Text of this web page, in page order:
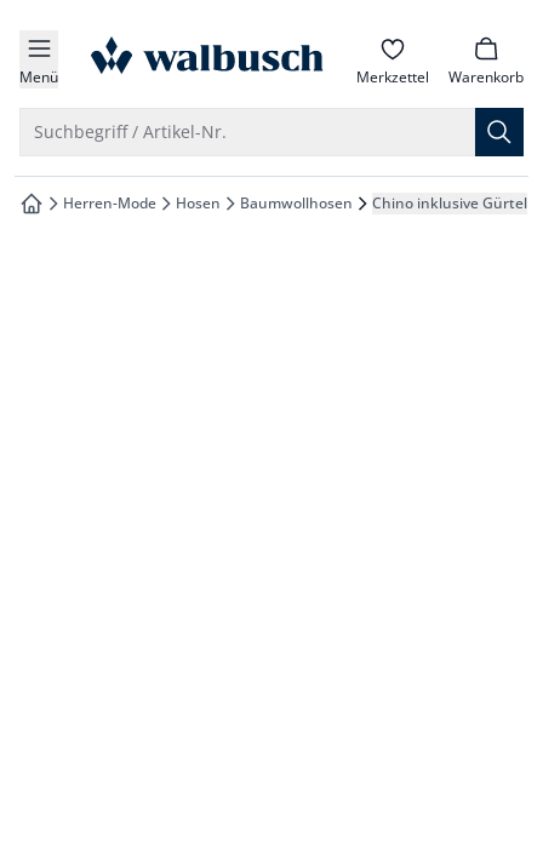
springen
springen
springen
springen
Menü zur Startseite Merkzettel Warenkorb
Suchbegriff / Artikel-Nr.
zur Startseite
Herren-Mode Hosen Baumwollhosen Chino inklusive Gürtel